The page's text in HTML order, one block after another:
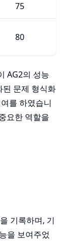
75
80
AG2의 성능
된 문제 형식화
를 하였습니
요한 역할을
기록하며, 기
을 보여주었